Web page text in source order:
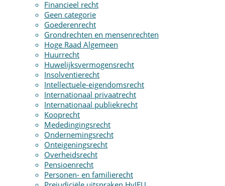
Financieel recht
Geen categorie
Goederenrecht
Grondrechten en mensenrechten
Hoge Raad Algemeen
Huurrecht
Huwelijksvermogensrecht
Insolventierecht
Intellectuele-eigendomsrecht
Internationaal privaatrecht
Internationaal publiekrecht
Kooprecht
Mededingingsrecht
Ondernemingsrecht
Onteigeningsrecht
Overheidsrecht
Pensioenrecht
Personen- en familierecht